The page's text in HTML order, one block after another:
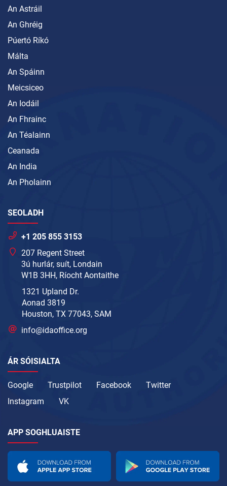
An Astráil
An Ghréig
Púertó Ríkó
Málta
An Spáinn
Meicsiceo
An Iodáil
An Fhrainc
An Téalainn
Ceanada
An India
An Pholainn
SEOLADH
+1 205 855 3153
207 Regent Street
3ú hurlár, suít, Londain
W1B 3HH, Ríocht Aontaithe
1321 Upland Dr.
Aonad 3819
Houston, TX 77043, SAM
info@idaoffice.org
ÁR SÓISIALTA
Google Trustpilot Facebook
Twitter
Instagram
VK
APP SOGHLUAISTE